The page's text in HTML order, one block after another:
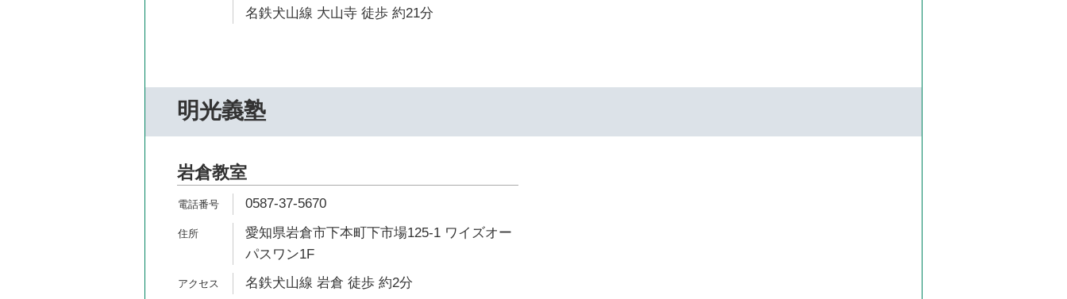
名鉄犬山線 大山寺 徒歩 約21分
明光義塾
岩倉教室
0587-37-5670
愛知県岩倉市下本町下市場125-1 ワイズオー
パスワン1F
名鉄犬山線 岩倉 徒歩 約2分